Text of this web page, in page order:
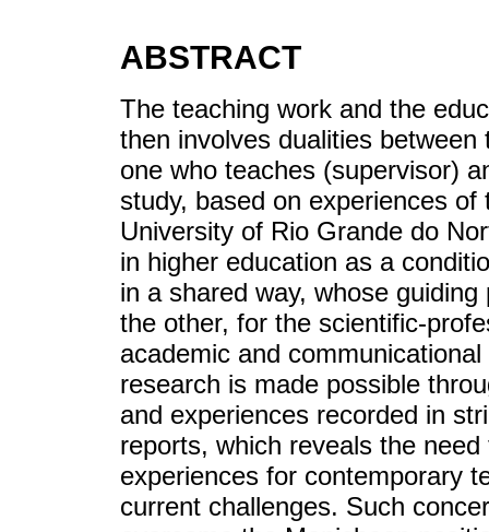
ABSTRACT
The teaching work and the
then involves dualities
one who teaches (supervisor)
study, based on experiences
University of Rio Grande do
in higher education as a
in a shared way, whose
the other, for the scientific-
academic and
research is made possible
and experiences recorded in
reports, which reveals the
experiences for contemporary
current challenges. Such